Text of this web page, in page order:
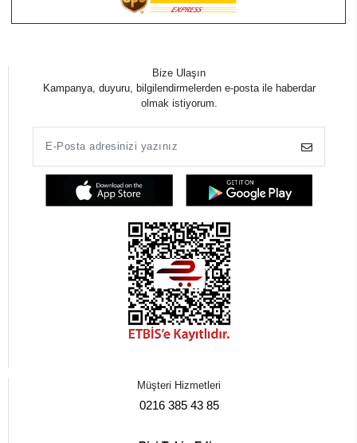
Bize Ulaşın
Kampanya, duyuru, bilgilendirmelerden e-posta ile haberdar
olmak istiyorum.
Müşteri Hizmetleri
0216 385 43 85